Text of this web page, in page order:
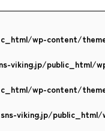
wp-content/
viking.jp/public_html/
wp-content/
viking.jp/